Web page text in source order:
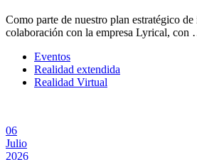
Como parte de nuestro plan estratégico
colaboración con la empresa Lyrical, con
Eventos
Realidad extendida
Realidad Virtual
06
Julio
2026